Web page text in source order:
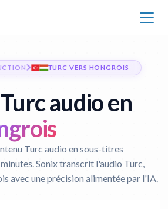
TURC VERS HONGROIS
audio en
Turc audio en sous-titres
Sonix transcrit l'audio Turc,
avec une précision alimentée par l'IA.